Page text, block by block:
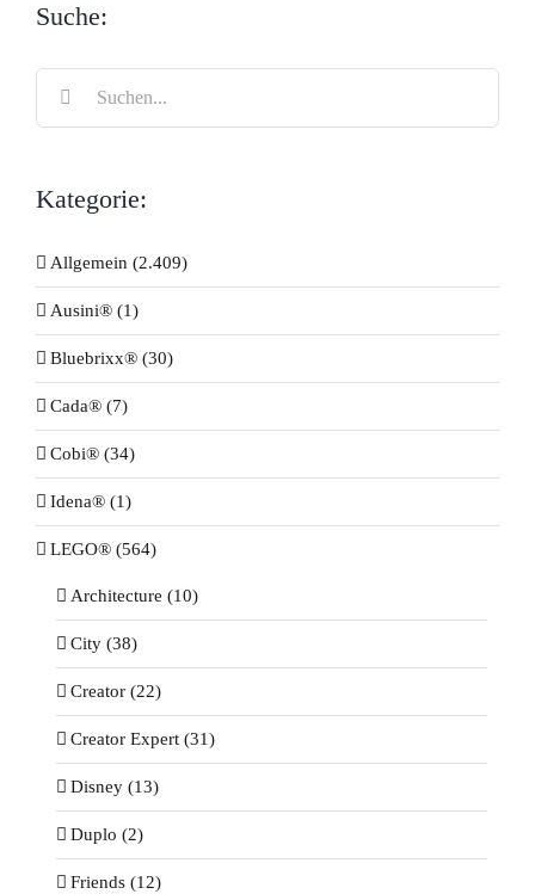
Suche:
Suche
Kategorie:
Allgemein (2.409)
Ausini® (1)
Bluebrixx® (30)
Cada® (7)
Cobi® (34)
Idena® (1)
LEGO® (564)
Architecture (10)
City (38)
Creator (22)
Creator Expert (31)
Disney (13)
Duplo (2)
Friends (12)